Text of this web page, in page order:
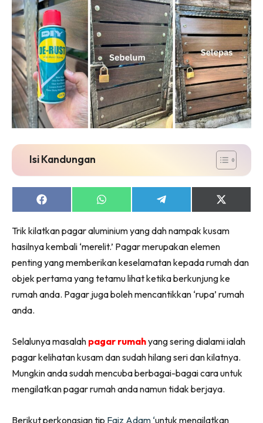
DIY
Bilik Air
Bilik Tidur
Dapur
Ruang Makan
Make Over
Bilik Air
Bilik Tidur
Dapur
Ruang Makan
Menarik Lagi
Casa Impiana
Impiana Makeover
Makeover Ruang Selebriti
Destinasi
Hotel
Kafe
Landed
Isi Kandungan
Share
on
Share
on
Share
on
Share
on
(Twitter)
Trik kilatkan pagar aluminium yang dah nampak kusam
hasilnya kembali ‘merelit.’ Pagar merupakan elemen
penting yang memberikan keselamatan kepada rumah dan
objek pertama yang tetamu lihat ketika berkunjung ke
rumah anda. Pagar juga boleh mencantikkan ‘rupa’ rumah
anda.
Selalunya masalah pagar rumahyang sering dialami ialah
pagar kelihatan kusam dan sudah hilang seri dan kilatnya.
Mungkin anda sudah mencuba berbagai-bagai cara untuk
mengilatkan pagar rumah anda namun tidak berjaya.
Berikut perkongsian tip Faiz Adam ‘untuk mengilatkan